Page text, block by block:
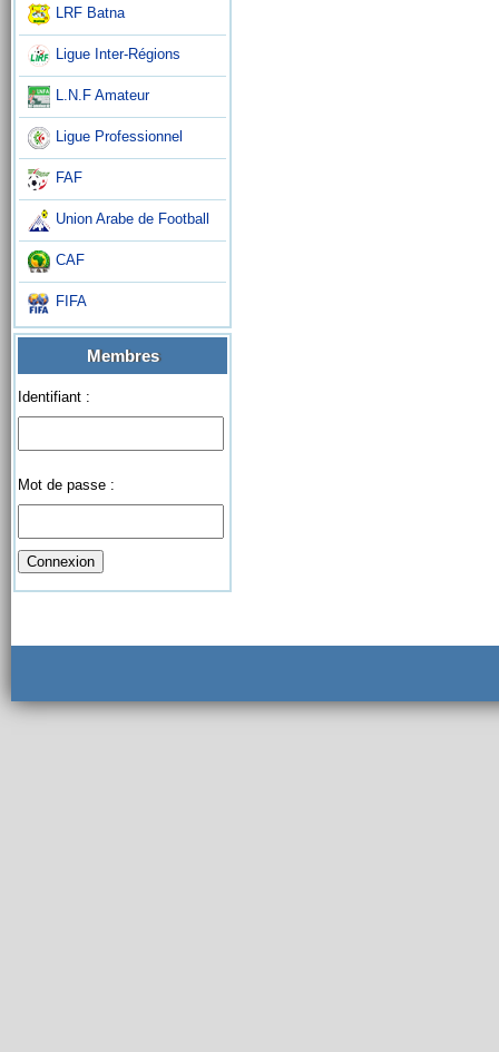
LRF Batna
Ligue Inter-Régions
L.N.F Amateur
Ligue Professionnel
FAF
Union Arabe de Football
CAF
FIFA
Membres
Identifiant :
Mot de passe :